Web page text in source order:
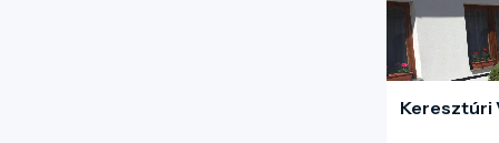
Keresztúri